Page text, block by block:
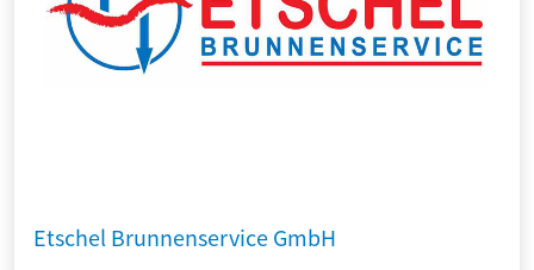
Etschel Brunnenservice GmbH